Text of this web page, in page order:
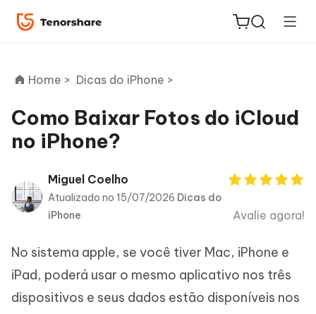
ReiBoot
PDNob
PDF
iAnyGo
Home > Dicas do iPhone >
Como Baixar Fotos do iCloud
no iPhone?
Miguel Coelho
Atualizado no 15/07/2026 Dicas do
iPhone
Avalie agora!
No sistema apple, se você tiver Mac, iPhone e
iPad, poderá usar o mesmo aplicativo nos três
dispositivos e seus dados estão disponíveis nos